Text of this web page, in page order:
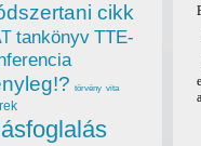
cikk
tankönyv TTE-
törvény vita